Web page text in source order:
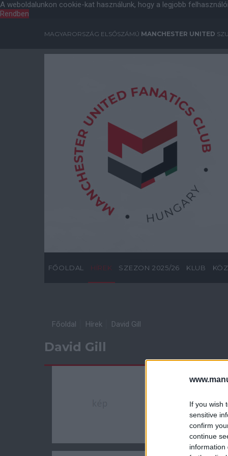
If you wish
sensitive
confirm
continue
information
A weboldalunkon cookie-kat használunk, hogy a legjobb
Rendben
MAGYARORSZÁG ELSŐSZÁMÚ MANCHESTER UNITED
FŐOLDAL HÍREK SZEZON 2025/26 KLUB
Főoldal Hírek David Gill
David Gill
DAVID GILL
leigazolásához.